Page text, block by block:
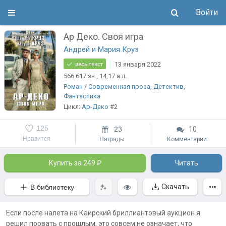
Войти
Ар Деко. Своя игра
Андрей и Мария Круз
весь текст
13 января 2022
566 617 зн., 14,17 а.л.
Роман / Современная проза, Детектив,
Фантастика
Цикл: Ар-Деко #2
Нравится
125 23
Награды
10
Комментарии
Купить за 249 ₽ Читать
В библиотеку Скачать
Если после налета на Каирский бриллиантовый аукцион я
решил порвать с прошлым, это совсем не означает, что